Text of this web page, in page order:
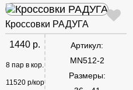
Кроссовки РАДУГА
1440 р.
8 пар в кор.
11520 р/кор
Артикул:
MN512-2
Размеры: